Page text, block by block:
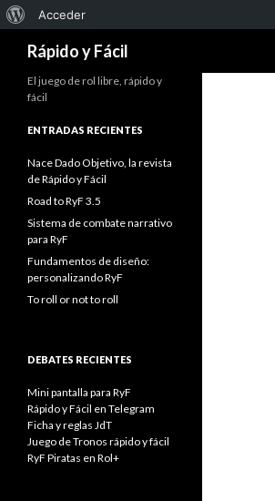
Acerca
de
Acceder
Rápido y Fácil
El juego de rol libre, rápido y
fácil
ENTRADAS RECIENTES
Nace Dado Objetivo, la revista
de Rápido y Fácil
Road to RyF 3.5
Sistema de combate narrativo
para RyF
Fundamentos de diseño:
personalizando RyF
To roll or not to roll
DEBATES RECIENTES
Mini pantalla para RyF
Rápido y Fácil en Telegram
Ficha y reglas JdT
Juego de Tronos rápido y fácil
RyF Piratas en Rol+